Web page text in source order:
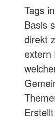
Tags
Basis
direkt
extern